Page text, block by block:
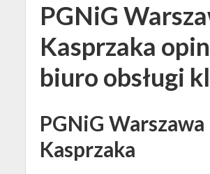
PGNiG
Kasprzaka
biuro obsługi
PGNiG Warszawa
Kasprzaka